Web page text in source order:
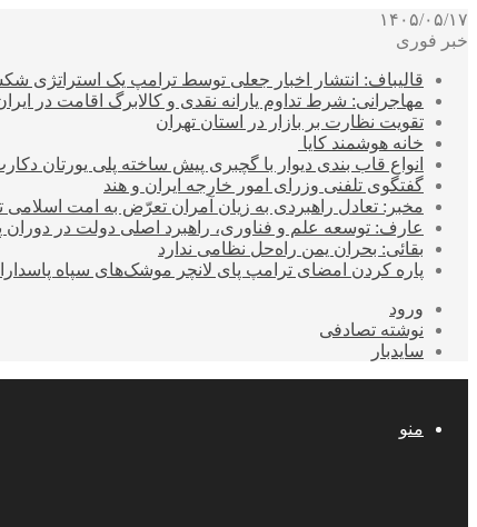
۱۴۰۵/۰۵/۱۷
خبر فوری
قالیباف: انتشار اخبار جعلی توسط ترامپ یک استراتژی
مهاجرانی: شرط تداوم یارانه نقدی و کالابرگ اقامت در
تقویت نظارت بر بازار در استان تهران
خانه هوشمند کایا
انواع قاب بندی دیوار با گچبری پیش ساخته پلی یورتان
گفتگوی تلفنی وزرای امور خارجه ایران و هند
مخبر: تعادل راهبردی به زیان آمران تعرّض به امت اسلامی
عارف: توسعه علم و فناوری، راهبرد اصلی دولت در
بقائی: بحران یمن راه‌حل نظامی ندارد
پاره کردن امضای ترامپ پای لانچر موشک‌های سپاه
ورود
نوشته تصادفی
سایدبار
منو